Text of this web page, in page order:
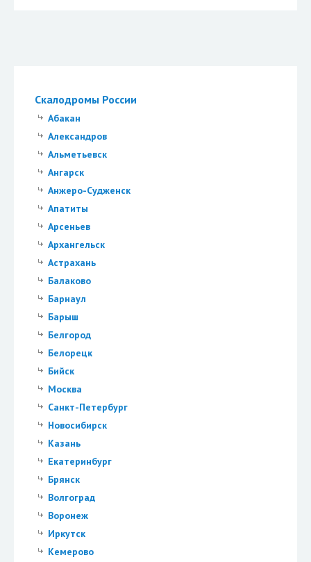
Скалодромы России
Абакан
Александров
Альметьевск
Ангарск
Анжеро-Судженск
Апатиты
Арсеньев
Архангельск
Астрахань
Балаково
Барнаул
Барыш
Белгород
Белорецк
Бийск
Москва
Санкт-Петербург
Новосибирск
Казань
Екатеринбург
Брянск
Волгоград
Воронеж
Иркутск
Кемерово